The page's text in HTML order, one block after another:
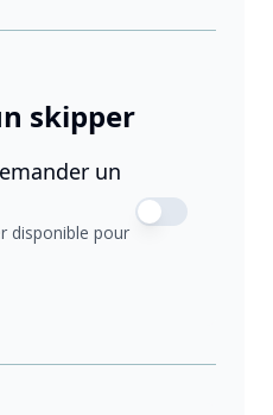
skipper
un
disponible pour